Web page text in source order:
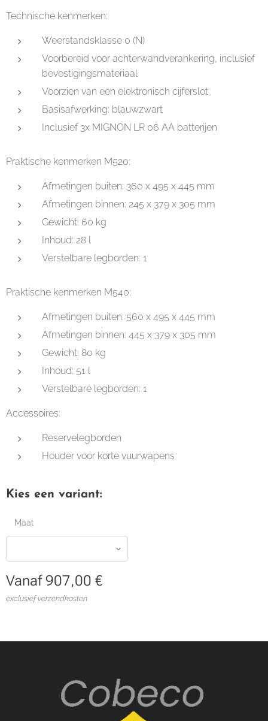
Technische kenmerken:
Weerstandsklasse 0 (N)
Voorbereid voor achterwandverankering, inclusief
bevestigingsmateriaal
Voorzien van een elektronisch cijferslot
Basisafwerking: blauwzwart
Inclusief 3x MIGNON LR 06 AA batterijen
Praktische kenmerken M520:
Afmetingen buiten: 360 x 495 x 445 mm
Afmetingen binnen: 245 x 379 x 305 mm
Gewicht: 60 kg
Inhoud: 28 l
Verstelbare legborden: 1
Praktische kenmerken M540:
Afmetingen buiten: 560 x 495 x 445 mm
Afmetingen binnen: 445 x 379 x 305 mm
Gewicht: 80 kg
Inhoud: 51 l
Verstelbare legborden: 1
Accessoires:
Reservelegborden
Houder voor korte vuurwapens
Kies een variant:
Maat
Vanaf907,00 €
exclusief verzendkosten